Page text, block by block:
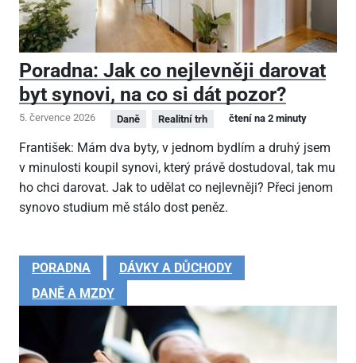
Poradna: Jak co nejlevněji darovat
byt synovi, na co si dát pozor?
5. července 2026 Daně Realitní trh čtení na 2 minuty
František: Mám dva byty, v jednom bydlím a druhý jsem
v minulosti koupil synovi, který právě dostudoval, tak mu
ho chci darovat. Jak to udělat co nejlevněji? Přeci jenom
synovo studium mě stálo dost peněz.
PORADNA
DÁVKY A DŮCHODY
DANĚ A MZDY